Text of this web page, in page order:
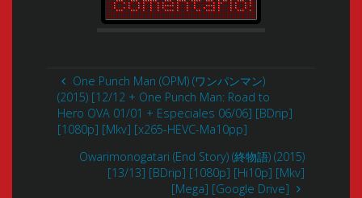
One Punch Man (OPM) (ワンパンマン)
(2015) [12/12 + One Punch Man: Road to
Hero OVA 01/01 + Especiales 06/06] [BDrip]
[1080p] [Mkv] [x265-HEVC-Ma10pp]
Owarimonogatari (End Story) (終物語) (2015)
[13/13] [BDrip] [1080p] [Hi10p] [Mkv]
[Mega] [Google Drive]